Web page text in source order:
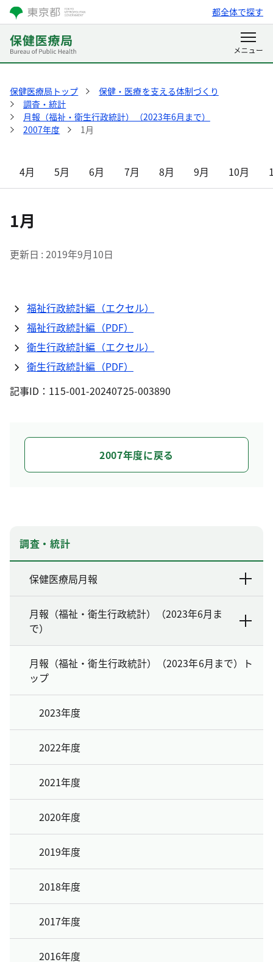
都全体で探す
保健医療局トップ
保健・医療を支える体制づくり
調査・統計
月報（福祉・衛生行政統計）（2023年6月まで）
2007年度
1月
4月 5月 6月 7月 8月 9月 10月
1月
更新日 2019年9月10日
福祉行政統計編（エクセル）
福祉行政統計編（PDF）
衛生行政統計編（エクセル）
衛生行政統計編（PDF）
記事ID：115-001-20240725-003890
2007年度に戻る
調査・統計
保健医療局月報
月報（福祉・衛生行政統計）（2023年6月ま
で）
月報（福祉・衛生行政統計）（2023年6月まで）ト
ップ
2023年度
2022年度
2021年度
2020年度
2019年度
2018年度
2017年度
2016年度